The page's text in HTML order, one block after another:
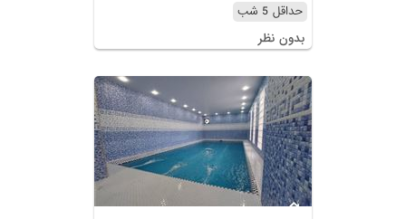
حداقل 5 شب
بدون نظر